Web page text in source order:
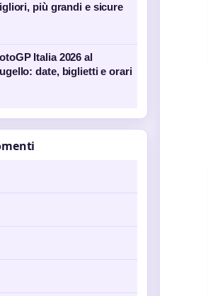
più grandi e sicure
Italia 2026 al
date, biglietti e orari